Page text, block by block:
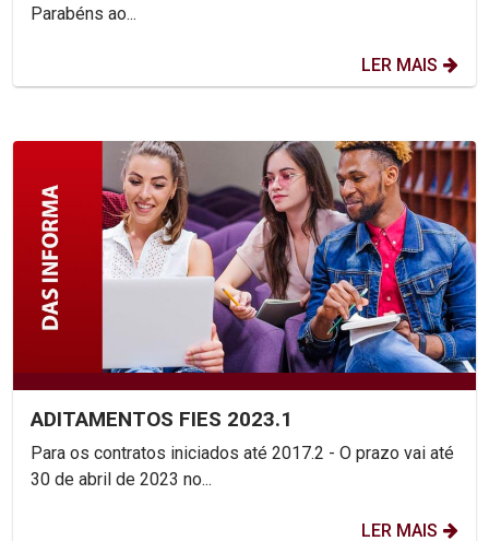
Parabéns ao...
LER MAIS
ADITAMENTOS FIES 2023.1
Para os contratos iniciados até 2017.2 - O prazo vai até
30 de abril de 2023 no...
LER MAIS